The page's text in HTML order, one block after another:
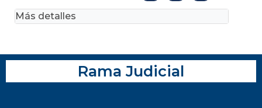
Más detalles
Rama Judicial